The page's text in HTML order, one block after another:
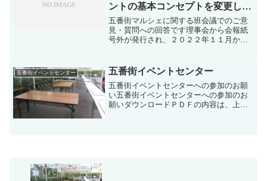
ントの基本コンセプトを変更しま
す
五番街マルシェに関する班会議でのご意
見・質問への回答です理事会から会報紙
号外が発行され、２０２２年１１月から
マルシェに関するQ&Aが一部簡略化され
た内容となっておりま...
五番街イベントセンター 五番街イベントセンター
五番街イベントセンターへの参加のお願
い五番街イベントセンターへの参加のお
願いダウンロードＰＤＦの内容は、上記